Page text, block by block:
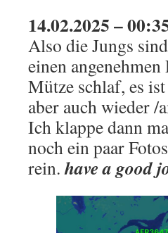
14.02.2025 –
Also die Jungs
einen
Mütze schlaf, es
aber auch wieder /
Ich klappe dann
noch ein paar
rein.have a good